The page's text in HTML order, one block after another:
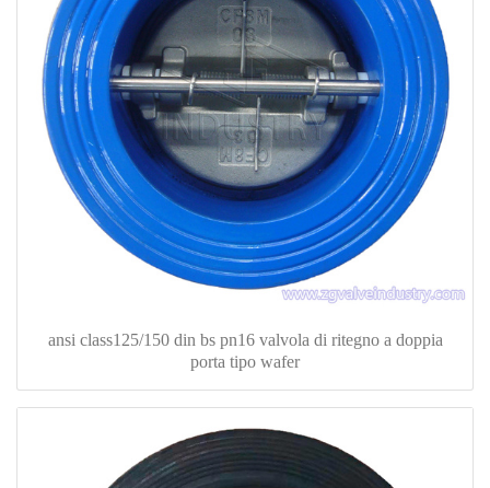
ansi class125/150 din bs pn16 valvola di ritegno a doppia
porta tipo wafer